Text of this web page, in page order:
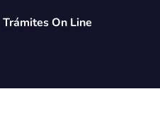
Trámites On Line